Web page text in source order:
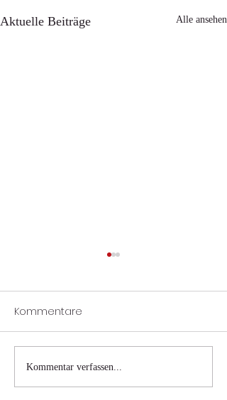
Aktuelle Beiträge Alle ansehen
Wohnhausbrand
Nestelbach bei Graz
Kommentare
Kommentar verfassen...